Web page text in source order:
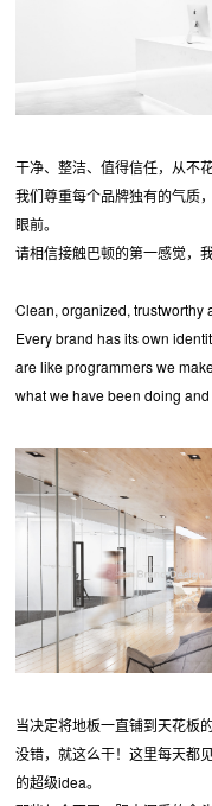
干净、整洁、值得信任，从不花
我们尊重每个品牌独有的气质
眼前。
请相信接触巴顿的第一感觉，
Clean, organized, trustworthy
Every brand has its own
are like programmers we
what we have been doing
当决定将地板一直铺到天花板
没错，就这么干！这里每天都
的超级idea。